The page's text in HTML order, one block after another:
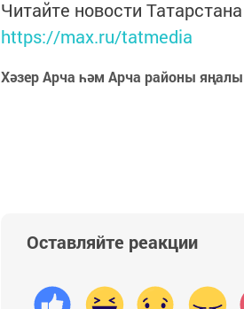
Читайте новости
https://max.ru/tatmedia
Хәзер Арча һәм Арча районы
Оставляйте реакции